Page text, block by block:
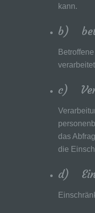
kann.
b)
c)
das
die
d)